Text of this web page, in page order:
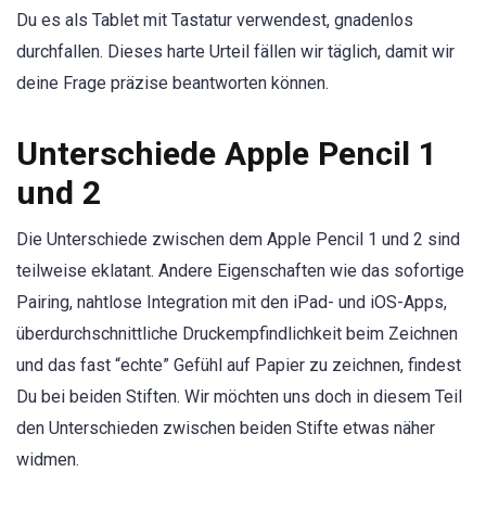
Du es als Tablet mit Tastatur verwendest, gnadenlos
durchfallen. Dieses harte Urteil fällen wir täglich, damit wir
deine Frage präzise beantworten können.
Unterschiede Apple Pencil 1
und 2
Die Unterschiede zwischen dem Apple Pencil 1 und 2 sind
teilweise eklatant. Andere Eigenschaften wie das sofortige
Pairing, nahtlose Integration mit den iPad- und iOS-Apps,
überdurchschnittliche Druckempfindlichkeit beim Zeichnen
und das fast “echte” Gefühl auf Papier zu zeichnen, findest
Du bei beiden Stiften. Wir möchten uns doch in diesem Teil
den Unterschieden zwischen beiden Stifte etwas näher
widmen.